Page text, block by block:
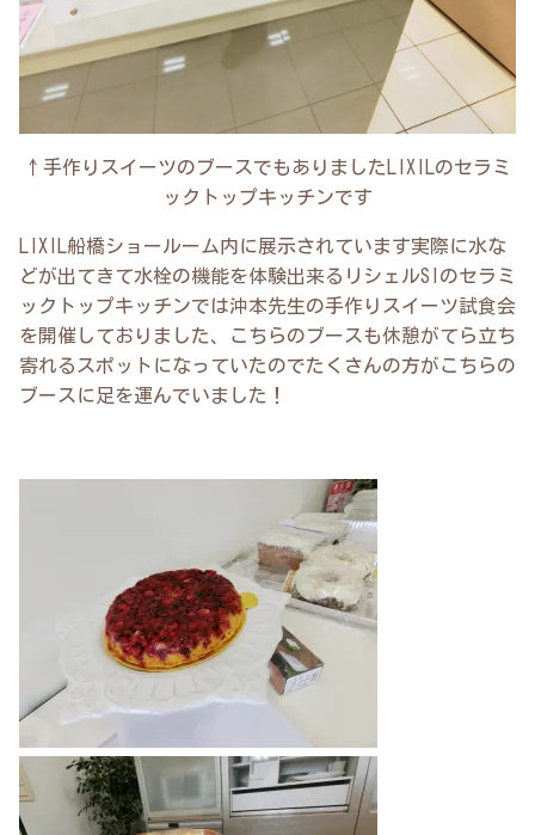
↑手作りスイーツのブースでもありましたLIXILのセラミ
ックトップキッチンです
LIXIL船橋ショールーム内に展示されています実際に水な
どが出てきて水栓の機能を体験出来るリシェルSIのセラミ
ックトップキッチンでは沖本先生の手作りスイーツ試食会
を開催しておりました、こちらのブースも休憩がてら立ち
寄れるスポットになっていたのでたくさんの方がこちらの
ブースに足を運んでいました！